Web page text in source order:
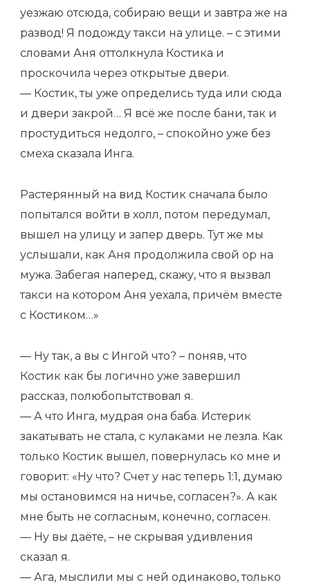
уезжаю отсюда, собираю вещи и завтра же на
развод! Я подожду такси на улице. – с этими
словами Аня оттолкнула Костика и
проскочила через открытые двери.
— Костик, ты уже определись туда или сюда
и двери закрой… Я всё же после бани, так и
простудиться недолго, – спокойно уже без
смеха сказала Инга.
Растерянный на вид Костик сначала было
попытался войти в холл, потом передумал,
вышел на улицу и запер дверь. Тут же мы
услышали, как Аня продолжила свой ор на
мужа. Забегая наперед, скажу, что я вызвал
такси на котором Аня уехала, причём вместе
с Костиком…»
— Ну так, а вы с Ингой что? – поняв, что
Костик как бы логично уже завершил
рассказ, полюбопытствовал я.
— А что Инга, мудрая она баба. Истерик
закатывать не стала, с кулаками не лезла. Как
только Костик вышел, повернулась ко мне и
говорит: «Ну что? Счет у нас теперь 1:1, думаю
мы остановимся на ничье, согласен?». А как
мне быть не согласным, конечно, согласен.
— Ну вы даёте, – не скрывая удивления
сказал я.
— Ага, мыслили мы с ней одинаково, только